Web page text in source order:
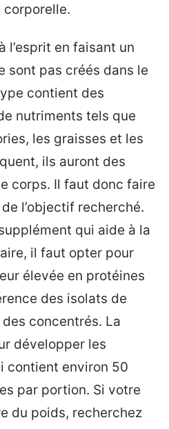
corporelle.
l’esprit en faisant un
sont pas créés dans le
contient des
nutriments tels que
les graisses et les
ils auront des
corps. Il faut donc faire
l’objectif recherché.
qui aide à la
il faut opter pour
élevée en protéines
des isolats de
concentrés. La
développer les
contient environ 50
par portion. Si votre
du poids, recherchez